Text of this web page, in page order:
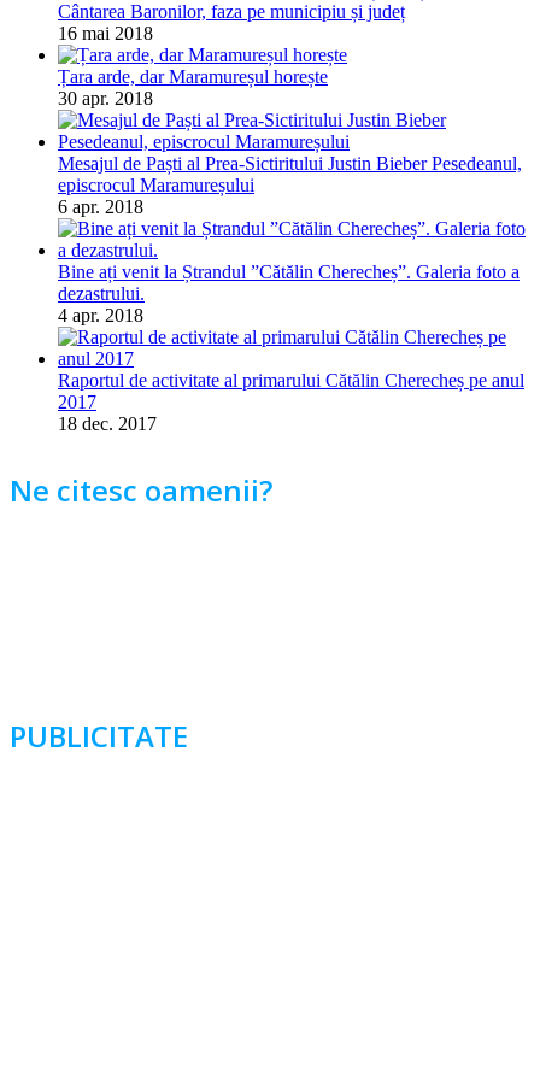
Cântarea Baronilor, faza pe municipiu și județ
16 mai 2018
Țara arde, dar Maramureșul horește
30 apr. 2018
Mesajul de Paști al Prea-Sictiritului Justin Bieber Pesedeanul,
episcrocul Maramureșului
6 apr. 2018
Bine ați venit la Ștrandul ”Cătălin Cherecheș”. Galeria foto a
dezastrului.
4 apr. 2018
Raportul de activitate al primarului Cătălin Cherecheș pe anul
2017
18 dec. 2017
Ne citesc oamenii?
PUBLICITATE